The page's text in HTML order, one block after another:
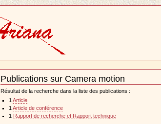
Publications sur Camera motion
Document
Actions
Résultat de la recherche dans la liste des publications :
1 Article
1 Article de conférence
1
Rapport de recherche et Rapport technique